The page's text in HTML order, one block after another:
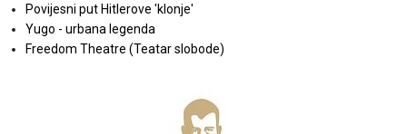
Povijesni put Hitlerove 'klonje'
Yugo - urbana legenda
Freedom Theatre (Teatar slobode)